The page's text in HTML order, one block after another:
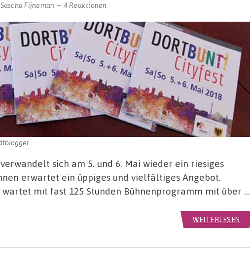
Sascha Fijneman 4 Reaktionen
sich am 5. und 6. Mai wieder ein riesiges
erwartet ein üppiges und vielfältiges Angebot.
wartet mit fast 125 Stunden Bühnenprogramm mit über …
WEITERLESEN